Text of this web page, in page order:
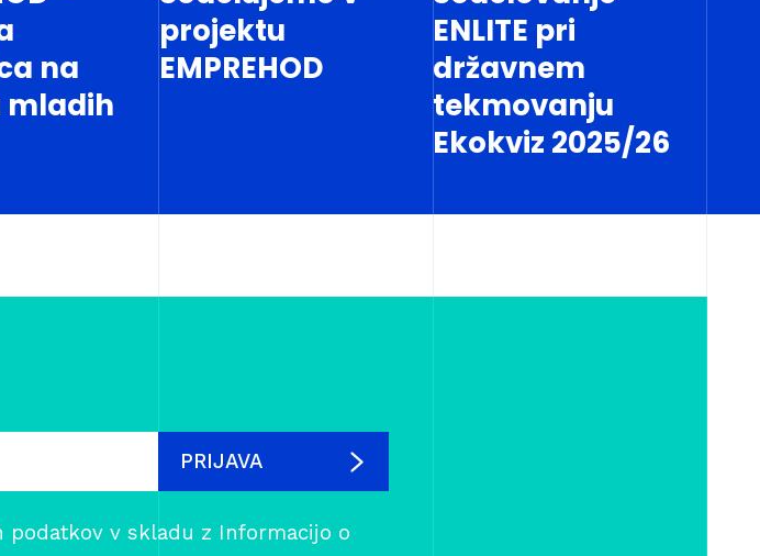
na
mladih
projektu
EMPREHOD
ENLITE pri
državnem
tekmovanju
Ekokviz 2025/26
PRIJAVA
podatkov v skladu z Informacijo o